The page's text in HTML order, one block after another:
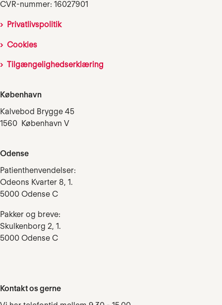
CVR-nummer: 16027901
Privatlivspolitik
Cookies
Tilgængelighedserklæring
København
Kalvebod Brygge 45
1560 København V
Odense
Patienthenvendelser:
Odeons Kvarter 8, 1.
5000 Odense C
Pakker og breve:
Skulkenborg 2, 1.
5000 Odense C
Kontakt os gerne